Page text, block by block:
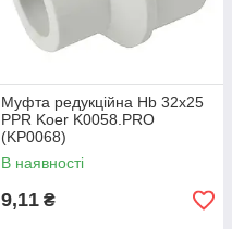
Муфта редукційна Нb 32x25
PPR Koer K0058.PRO
(KP0068)
В наявності
9,11 ₴